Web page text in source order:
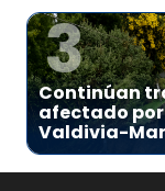
3
Continúan
afectado
Valdivia-